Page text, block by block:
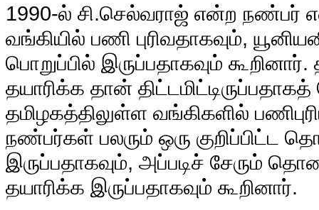
1990-ல் சி.செல்வராஜ் என்ற நண்பர்
வங்கியில் பணி புரிவதாகவும்,
பொறுப்பில் இருப்பதாகவும்
தயாரிக்க தான் திட்டமிட்டிருப்பதாகத்
தமிழகத்திலுள்ள வங்கிகளில்
நண்பர்கள் பலரும் ஒரு
இருப்பதாகவும், அப்படிச் சேரும்
தயாரிக்க இருப்பதாகவும் கூறினார்.